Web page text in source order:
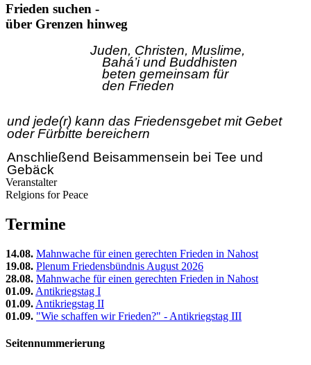
Frieden suchen -
über Grenzen hinweg
Juden, Christen, Muslime,
Bahá’i und Buddhisten
beten gemeinsam für
den Frieden
und jede(r) kann das Friedensgebet mit Gebet
oder Fürbitte bereichern
Anschließend Beisammensein bei Tee und
Gebäck
Veranstalter
Relgions for Peace
Termine
14.08. Mahnwache für einen gerechten Frieden in Nahost
19.08. Plenum Friedensbündnis August 2026
28.08. Mahnwache für einen gerechten Frieden in Nahost
01.09. Antikriegstag I
01.09. Antikriegstag II
01.09. "Wie schaffen wir Frieden?" - Antikriegstag III
Seitennummerierung